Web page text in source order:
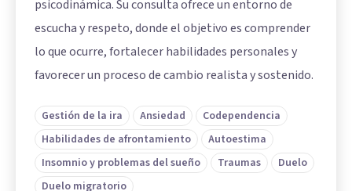
psicodinámica. Su consulta ofrece un entorno de
escucha y respeto, donde el objetivo es comprender
lo que ocurre, fortalecer habilidades personales y
favorecer un proceso de cambio realista y sostenido.
Gestión de la ira Ansiedad
Codependencia
Habilidades de afrontamiento
Autoestima
Insomnio y problemas del sueño
Traumas
Duelo
Duelo migratorio